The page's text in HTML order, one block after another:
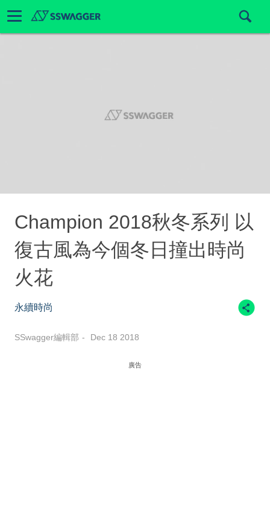
Champion 2018秋冬系列 以
復古風為今個冬日撞出時尚
火花
永續時尚
SSwagger編輯部 Dec 18 2018
廣告